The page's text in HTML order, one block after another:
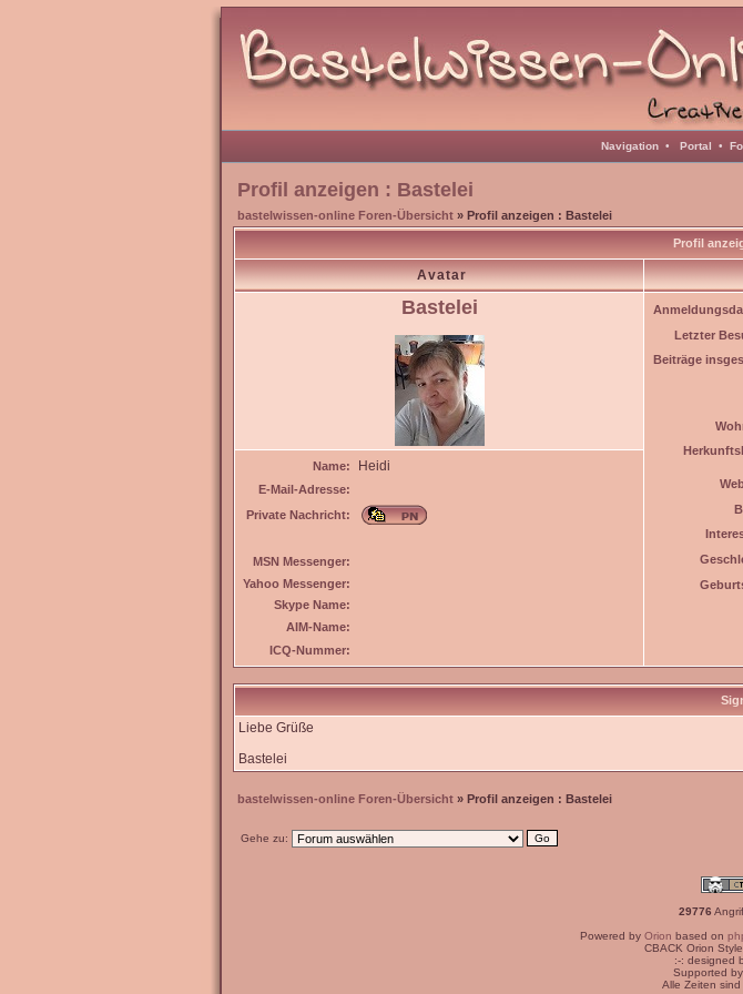
Navigation • Portal •
Profil anzeigen : Bastelei
bastelwissen-online Foren-Übersicht » Profil anzeigen : Bastelei
Profil
Avatar
Bastelei
Letzter
Beiträge
Name: Heidi
E-Mail-Adresse:
Private Nachricht:
MSN Messenger:
Yahoo Messenger:
Skype Name:
AIM-Name:
ICQ-Nummer:
Liebe Grüße
Bastelei
bastelwissen-online Foren-Übersicht » Profil anzeigen : Bastelei
Gehe zu:
29776
Powered by Orion based on
CBACK Orion
:-: designed
Supported by
Alle Zeiten